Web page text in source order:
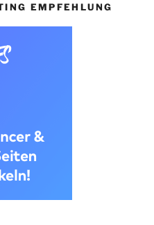
EMPFEHLUNG